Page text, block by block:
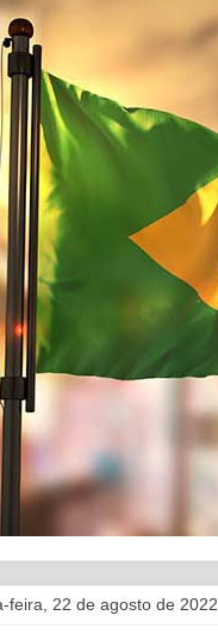
feira, 22 de agosto de 2022